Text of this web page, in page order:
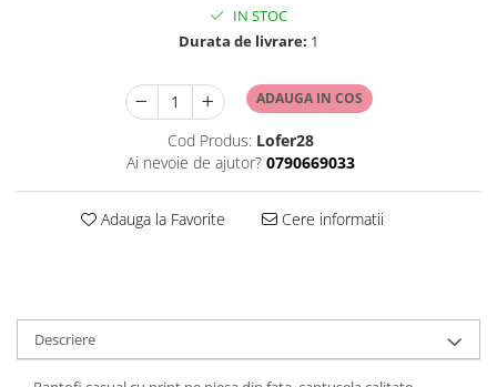
IN STOC
Durata de livrare: 1
ADAUGA IN COS
Cod Produs: Lofer28
Ai nevoie de ajutor? 0790669033
Adauga la Favorite Cere informatii
Descriere